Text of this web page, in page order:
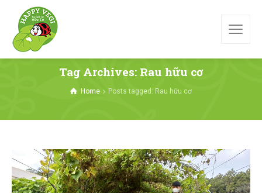
Tag Archives: Rau hữu cơ
Home Posts tagged: Rau hữu cơ